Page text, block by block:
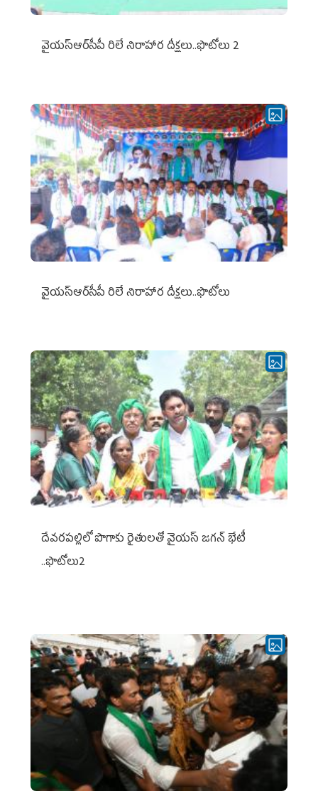
వైయ‌స్ఆర్‌సీపీ రిలే నిరాహార దీక్షలు..ఫొటోలు 2
వైయ‌స్ఆర్‌సీపీ రిలే నిరాహార దీక్షలు..ఫొటోలు
దేవరపల్లిలో పొగాకు రైతులతో వైయస్ జగన్ భేటీ
..ఫొటోలు2